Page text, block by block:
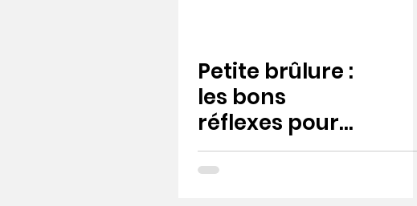
Petite brûlure :
les bons
réflexes pour
bien la soigner